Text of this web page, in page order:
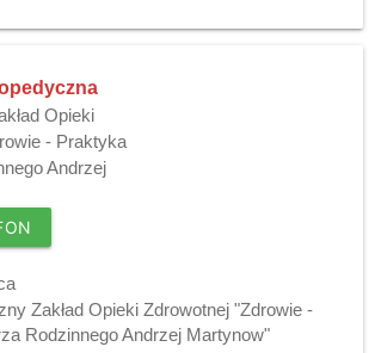
Opieki
- Praktyka
Andrzej
Zakład Opieki Zdrowotnej "Zdrowie -
Rodzinnego Andrzej Martynow"